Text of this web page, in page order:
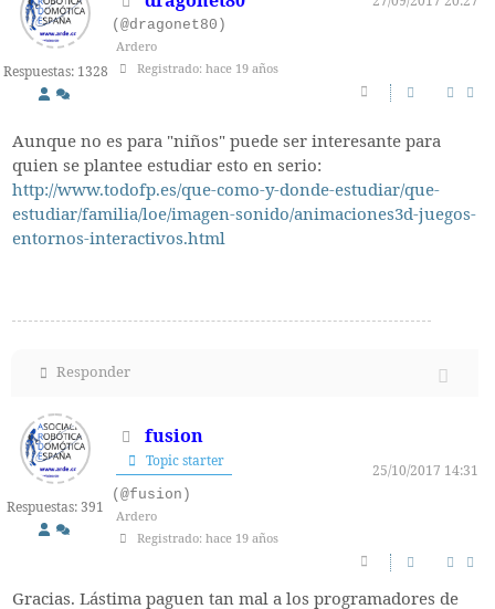
Respuestas: 1328
(@dragonet80)
Ardero
Registrado: hace 19 años
Aunque no es para "niños" puede ser interesante para
quien se plantee estudiar esto en serio:
http://www.todofp.es/que-como-y-donde-estudiar/que-
estudiar/familia/loe/imagen-sonido/animaciones3d-juegos-
entornos-interactivos.html
Responder
Respuestas: 391
fusion
Topic starter
25/10/2017 14:31
(@fusion)
Ardero
Registrado: hace 19 años
Gracias. Lástima paguen tan mal a los programadores de